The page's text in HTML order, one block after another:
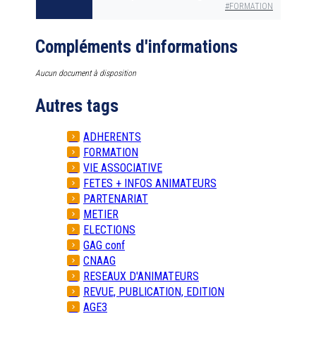
#FORMATION
Compléments d'informations
Aucun document à disposition
Autres tags
ADHERENTS
FORMATION
VIE ASSOCIATIVE
FETES + INFOS ANIMATEURS
PARTENARIAT
METIER
ELECTIONS
GAG conf
CNAAG
RESEAUX D'ANIMATEURS
REVUE, PUBLICATION, EDITION
AGE3